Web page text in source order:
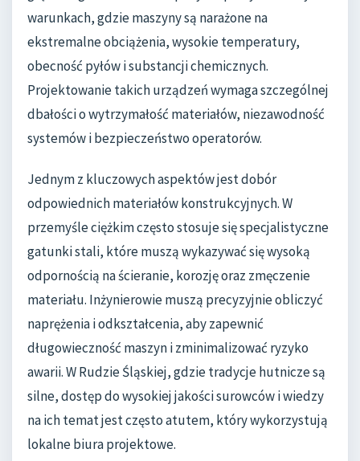
warunkach, gdzie maszyny są narażone na
ekstremalne obciążenia, wysokie temperatury,
obecność pyłów i substancji chemicznych.
Projektowanie takich urządzeń wymaga szczególnej
dbałości o wytrzymałość materiałów, niezawodność
systemów i bezpieczeństwo operatorów.
Jednym z kluczowych aspektów jest dobór
odpowiednich materiałów konstrukcyjnych. W
przemyśle ciężkim często stosuje się specjalistyczne
gatunki stali, które muszą wykazywać się wysoką
odpornością na ścieranie, korozję oraz zmęczenie
materiału. Inżynierowie muszą precyzyjnie obliczyć
naprężenia i odkształcenia, aby zapewnić
długowieczność maszyn i zminimalizować ryzyko
awarii. W Rudzie Śląskiej, gdzie tradycje hutnicze są
silne, dostęp do wysokiej jakości surowców i wiedzy
na ich temat jest często atutem, który wykorzystują
lokalne biura projektowe.